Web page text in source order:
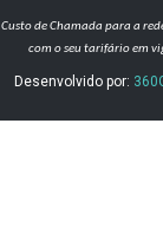
Custo de Chamada para a
com o seu tarifário em
Desenvolvido por: